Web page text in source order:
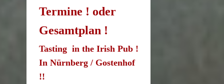
Termine ! oder
Gesamtplan !
Tasting in the Irish Pub !
In Nürnberg / Gostenhof
!!